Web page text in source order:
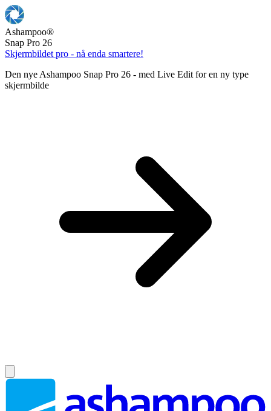
Ashampoo®
Snap Pro 26
Skjermbildet pro - nå enda smartere!
Den nye Ashampoo Snap Pro 26 - med Live Edit for en ny type
skjermbilde